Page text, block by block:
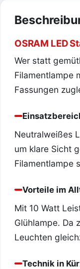
OSRAM LED
Wer statt
Filamentlampe
Fassungen
Neutralweißes
um klare Sicht
Filamentlampe
Vorteile im
Mit 10 Watt
Glühlampe. Da
Leuchten
Technik in